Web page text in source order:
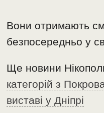
Вони отримають
безпосередньо у
Ще новини
категорій з
виставі у Дніпрі